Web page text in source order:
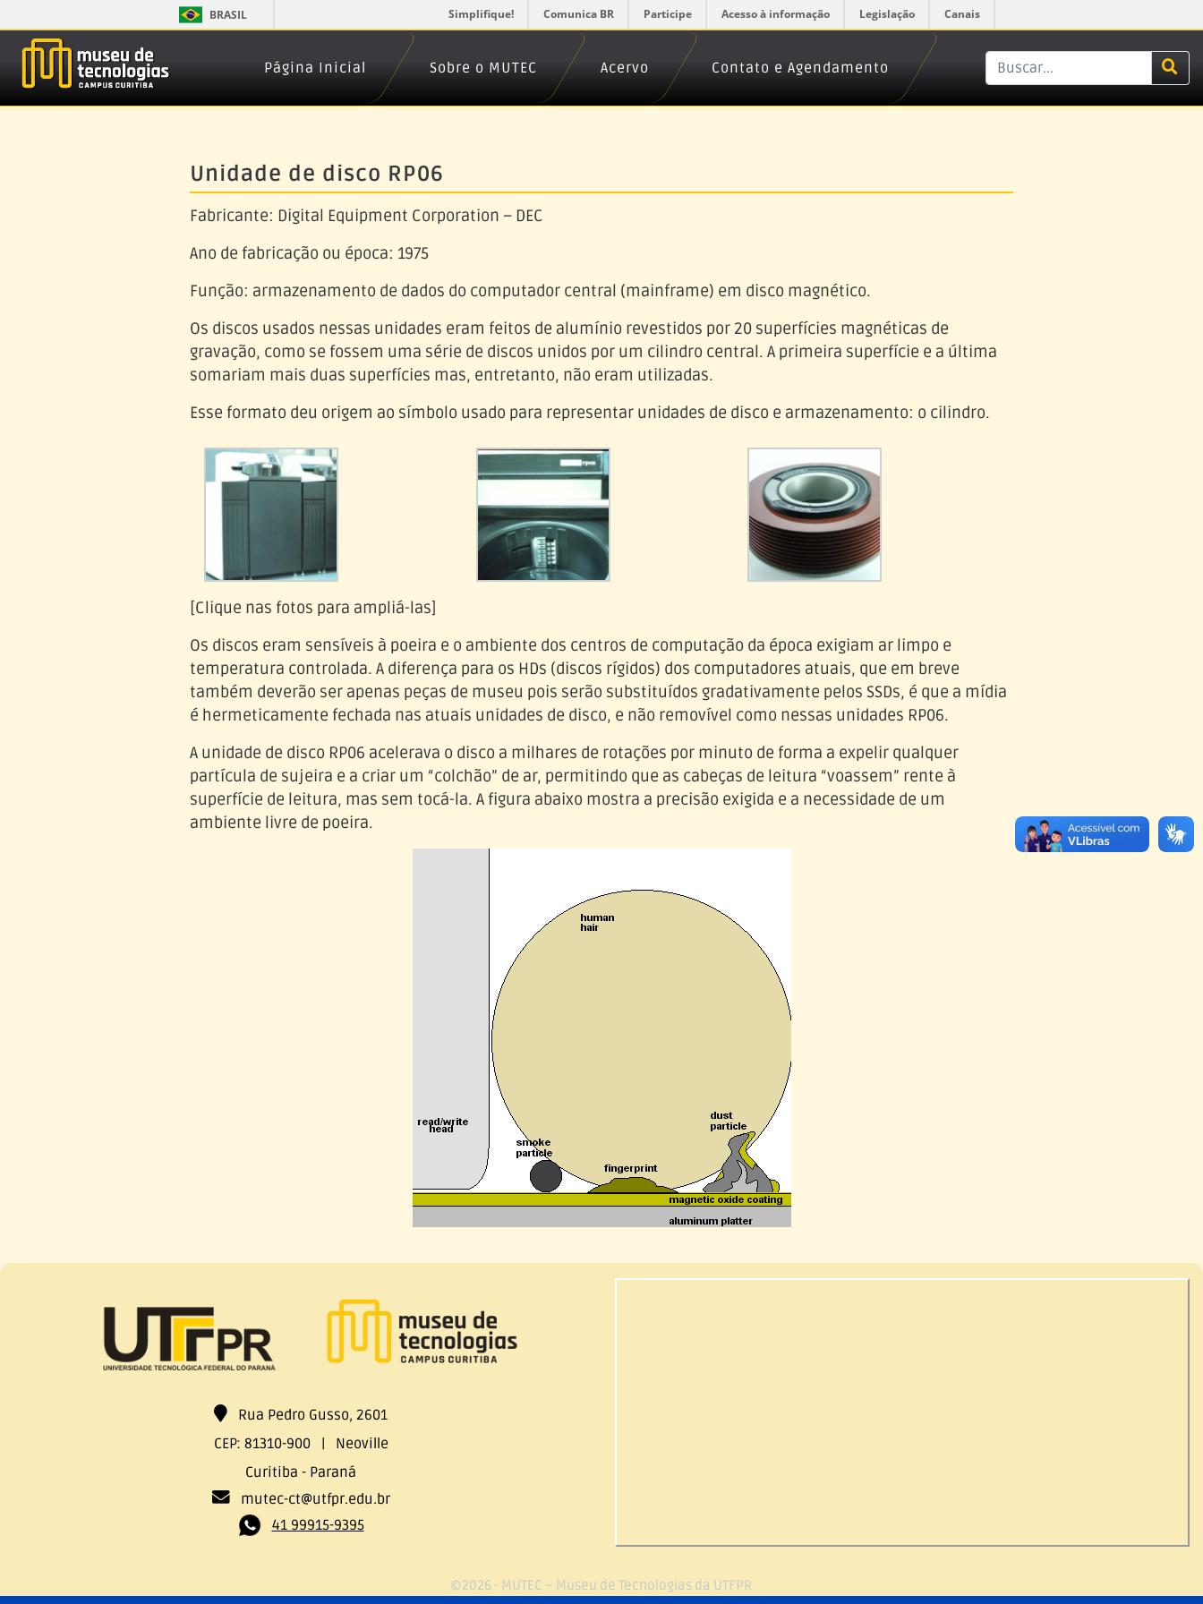
BRASIL Simplifique! Comunica BR Participe Acesso à informação Legislação Canais
Página Inicial Sobre o MUTEC Acervo Contato e Agendamento
Unidade de disco RP06
Fabricante: Digital Equipment Corporation – DEC
Ano de fabricação ou época: 1975
Função: armazenamento de dados do computador central (mainframe) em disco magnético.
Os discos usados nessas unidades eram feitos de alumínio revestidos por 20 superfícies magnéticas de
gravação, como se fossem uma série de discos unidos por um cilindro central. A primeira superfície e a última
somariam mais duas superfícies mas, entretanto, não eram utilizadas.
Esse formato deu origem ao símbolo usado para representar unidades de disco e armazenamento: o cilindro.
[Clique nas fotos para ampliá-las]
Os discos eram sensíveis à poeira e o ambiente dos centros de computação da época exigiam ar limpo e
temperatura controlada. A diferença para os HDs (discos rígidos) dos computadores atuais, que em breve
também deverão ser apenas peças de museu pois serão substituídos gradativamente pelos SSDs, é que a mídia
é hermeticamente fechada nas atuais unidades de disco, e não removível como nessas unidades RP06.
A unidade de disco RP06 acelerava o disco a milhares de rotações por minuto de forma a expelir qualquer
partícula de sujeira e a criar um “colchão” de ar, permitindo que as cabeças de leitura “voassem” rente à
superfície de leitura, mas sem tocá-la. A figura abaixo mostra a precisão exigida e a necessidade de um
ambiente livre de poeira.
Rua Pedro Gusso, 2601
CEP: 81310-900 | Neoville
Curitiba - Paraná
mutec-ct@utfpr.edu.br
41 99915-9395
©2026 - MUTEC – Museu de Tecnologias da UTFPR